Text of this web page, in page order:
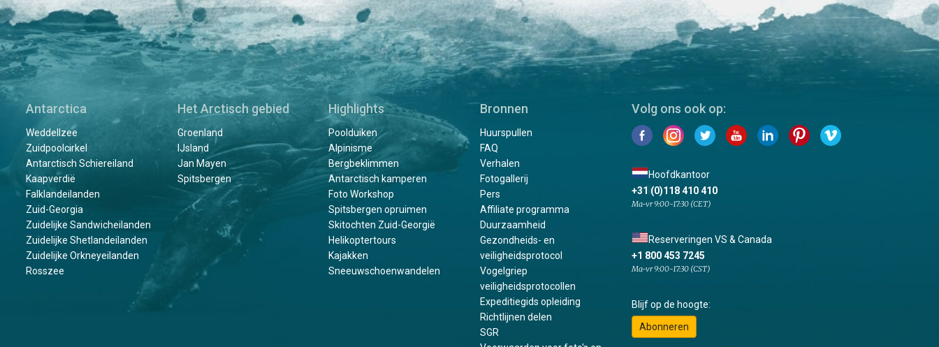
Antarctica
Weddellzee
Zuidpoolcirkel
Antarctisch Schiereiland
Kaapverdië
Falklandeilanden
Zuid-Georgia
Zuidelijke Sandwicheilanden
Zuidelijke Shetlandeilanden
Zuidelijke Orkneyeilanden
Rosszee
Het Arctisch gebied
Groenland
IJsland
Jan Mayen
Spitsbergen
Highlights
Poolduiken
Alpinisme
Bergbeklimmen
Antarctisch kamperen
Foto Workshop
Spitsbergen opruimen
Skitochten Zuid-Georgië
Helikoptertours
Kajakken
Sneeuwschoenwandelen
Bronnen
Huurspullen
FAQ
Verhalen
Fotogallerij
Pers
Affiliate programma
Duurzaamheid
Gezondheids- en
veiligheidsprotocol
Vogelgriep
veiligheidsprotocollen
Expeditiegids opleiding
Richtlijnen delen
SGR
Volg ons ook op:
Hoofdkantoor
+31 (0)118 410 410
Ma-vr 9:00-17:30 (CET)
Reserveringen VS & Canada
+1 800 453 7245
Ma-vr 9:00-17:30 (CST)
Blijf op de hoogte:
Abonneren